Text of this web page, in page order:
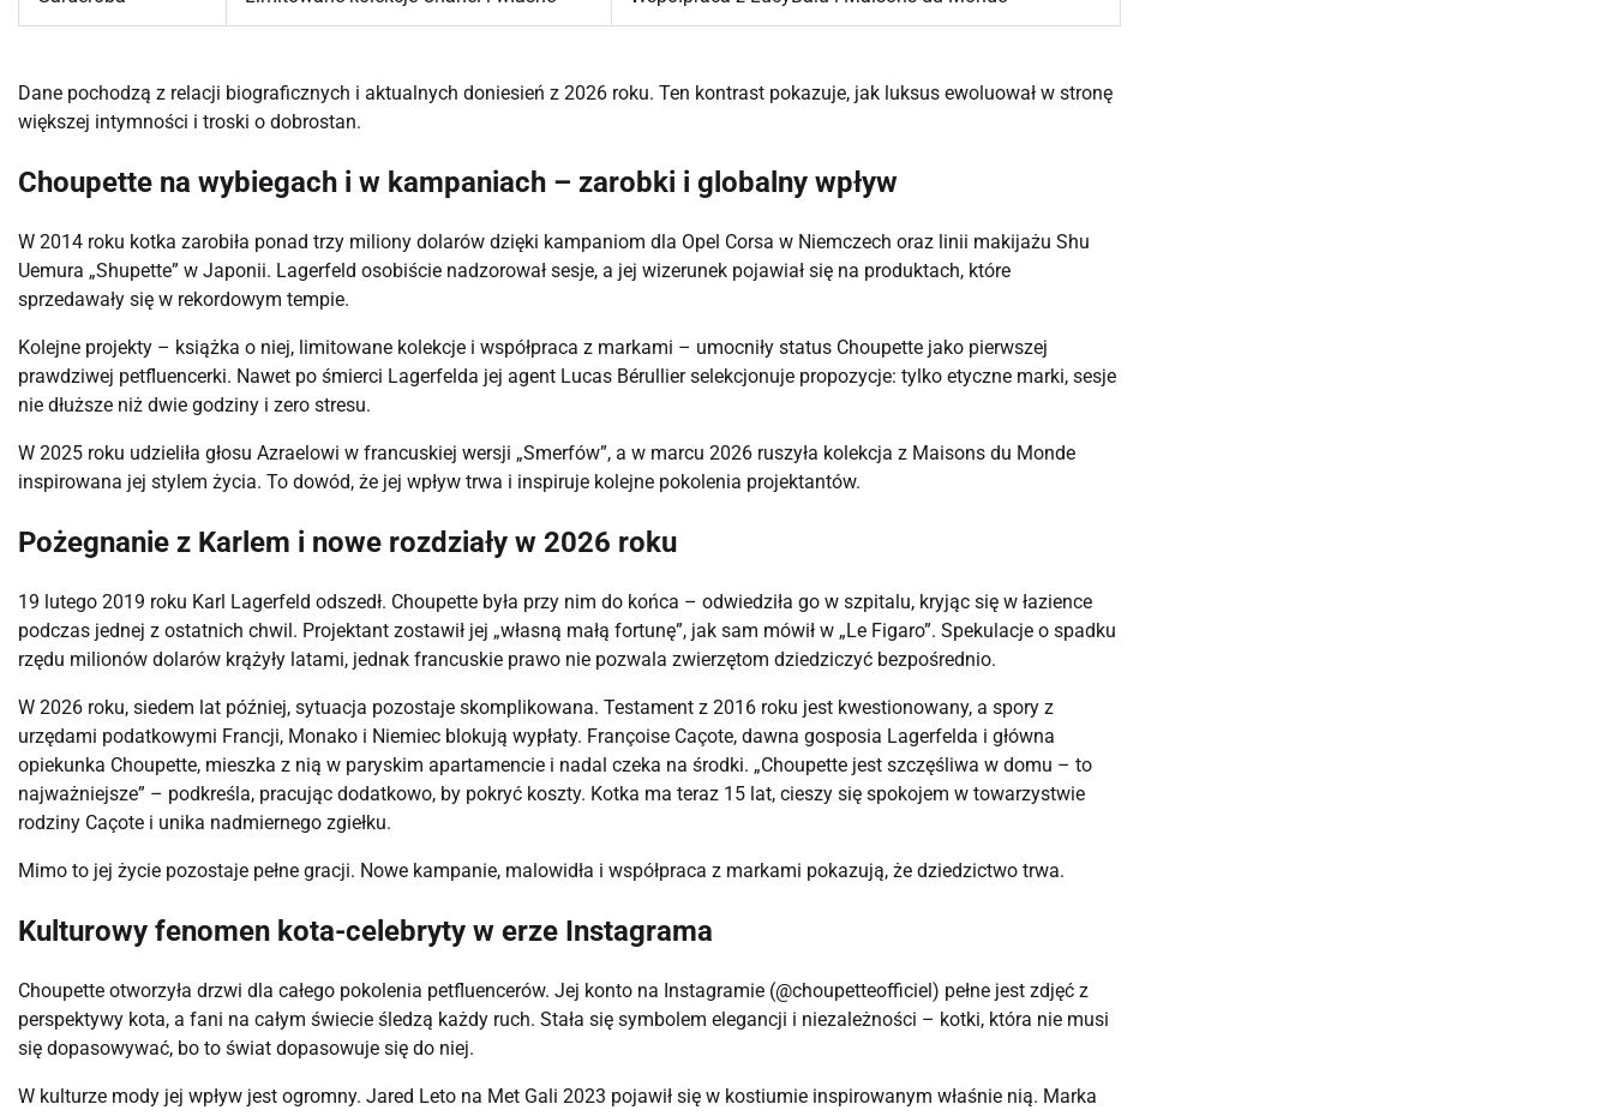
Dane pochodzą z relacji biograficznych i aktualnych doniesień z 2026 roku. Ten kontrast pokazuje, jak luksus ewoluował w stronę
większej intymności i troski o dobrostan.
Choupette na wybiegach i w kampaniach – zarobki i globalny wpływ
W 2014 roku kotka zarobiła ponad trzy miliony dolarów dzięki kampaniom dla Opel Corsa w Niemczech oraz linii makijażu Shu
Uemura „Shupette” w Japonii. Lagerfeld osobiście nadzorował sesje, a jej wizerunek pojawiał się na produktach, które
sprzedawały się w rekordowym tempie.
Kolejne projekty – książka o niej, limitowane kolekcje i współpraca z markami – umocniły status Choupette jako pierwszej
prawdziwej petfluencerki. Nawet po śmierci Lagerfelda jej agent Lucas Bérullier selekcjonuje propozycje: tylko etyczne marki, sesje
nie dłuższe niż dwie godziny i zero stresu.
W 2025 roku udzieliła głosu Azraelowi w francuskiej wersji „Smerfów”, a w marcu 2026 ruszyła kolekcja z Maisons du Monde
inspirowana jej stylem życia. To dowód, że jej wpływ trwa i inspiruje kolejne pokolenia projektantów.
Pożegnanie z Karlem i nowe rozdziały w 2026 roku
19 lutego 2019 roku Karl Lagerfeld odszedł. Choupette była przy nim do końca – odwiedziła go w szpitalu, kryjąc się w łazience
podczas jednej z ostatnich chwil. Projektant zostawił jej „własną małą fortunę”, jak sam mówił w „Le Figaro”. Spekulacje o spadku
rzędu milionów dolarów krążyły latami, jednak francuskie prawo nie pozwala zwierzętom dziedziczyć bezpośrednio.
W 2026 roku, siedem lat później, sytuacja pozostaje skomplikowana. Testament z 2016 roku jest kwestionowany, a spory z
urzędami podatkowymi Francji, Monako i Niemiec blokują wypłaty. Françoise Caçote, dawna gosposia Lagerfelda i główna
opiekunka Choupette, mieszka z nią w paryskim apartamencie i nadal czeka na środki. „Choupette jest szczęśliwa w domu – to
najważniejsze” – podkreśla, pracując dodatkowo, by pokryć koszty. Kotka ma teraz 15 lat, cieszy się spokojem w towarzystwie
rodziny Caçote i unika nadmiernego zgiełku.
Mimo to jej życie pozostaje pełne gracji. Nowe kampanie, malowidła i współpraca z markami pokazują, że dziedzictwo trwa.
Kulturowy fenomen kota-celebryty w erze Instagrama
Choupette otworzyła drzwi dla całego pokolenia petfluencerów. Jej konto na Instagramie (@choupetteofficiel) pełne jest zdjęć z
perspektywy kota, a fani na całym świecie śledzą każdy ruch. Stała się symbolem elegancji i niezależności – kotki, która nie musi
się dopasowywać, bo to świat dopasowuje się do niej.
W kulturze mody jej wpływ jest ogromny. Jared Leto na Met Gali 2023 pojawił się w kostiumie inspirowanym właśnie nią. Marka